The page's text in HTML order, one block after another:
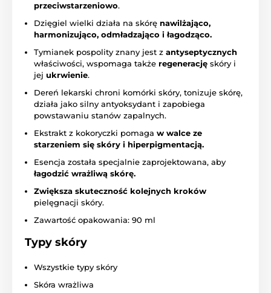
przeciwstarzeniowo.
Dzięgiel wielki działa na skórę nawilżająco,
harmonizująco, odmładzająco i łagodząco.
Tymianek pospolity znany jest z antyseptycznych
właściwości, wspomaga także regenerację skóry i
jej ukrwienie.
Dereń lekarski chroni komórki skóry, tonizuje skórę,
działa jako silny antyoksydant i zapobiega
powstawaniu stanów zapalnych.
Ekstrakt z kokoryczki pomaga w walce ze
starzeniem się skóry i hiperpigmentacją.
Esencja została specjalnie zaprojektowana, aby
łagodzić wrażliwą skórę.
Zwiększa skuteczność kolejnych kroków
pielęgnacji skóry.
Zawartość opakowania: 90 ml
Typy skóry
Wszystkie typy skóry
Skóra wrażliwa